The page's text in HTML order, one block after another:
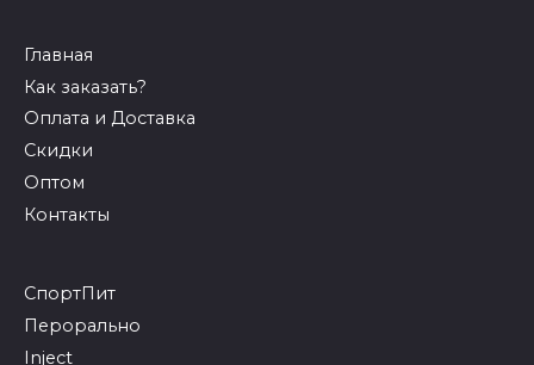
СпортПит
Перорально
Inject
ГоРмошки
Липолики